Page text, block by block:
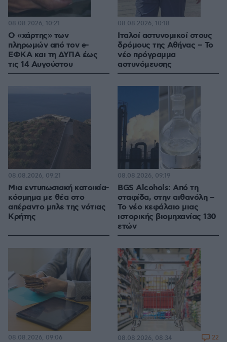
Ο «χάρτης» των
πληρωμών από τον e-
ΕΦΚΑ και τη ΔΥΠΑ έως
τις 14 Αυγούστου
08.08.2026, 10:21
Ιταλοί αστυνομικοί στους
δρόμους της Αθήνας – Το
νέο πρόγραμμα
αστυνόμευσης
08.08.2026, 10:18
Μια εντυπωσιακή κατοικία-
κόσμημα με θέα στο
απέραντο μπλε της νότιας
Κρήτης
08.08.2026, 09:21
BGS Alcohols: Από τη
σταφίδα, στην αιθανόλη –
Το νέο κεφάλαιο μιας
ιστορικής βιομηχανίας 130
ετών
08.08.2026, 09:19
08.08.2026, 09:06 08.08.2026, 08:34 22